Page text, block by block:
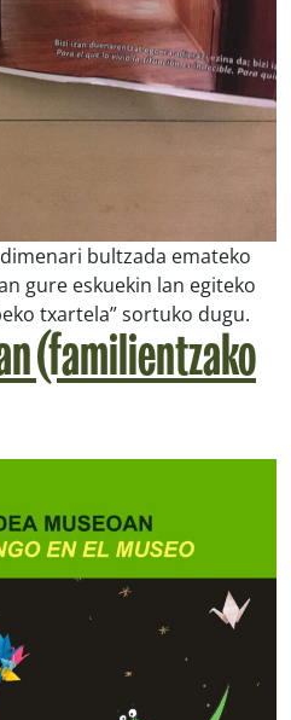
bultzada emateko
gure eskuekin lan egiteko
txartela” sortuko dugu.
(familientzako